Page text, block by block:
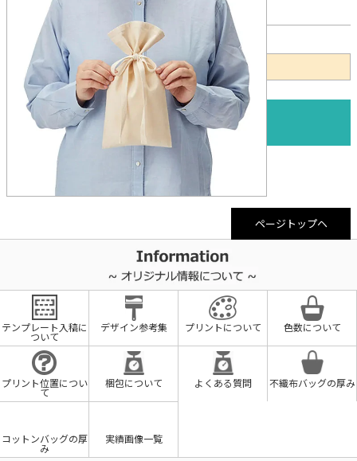
⑤メールアドレス
ページトップヘ
テンプレート入稿に
ついて
デザイン参考集 プリントについて 色数について
プリント位置につい
て
梱包について よくある質問 不織布バッグの厚み
コットンバッグの厚
み
実績画像一覧